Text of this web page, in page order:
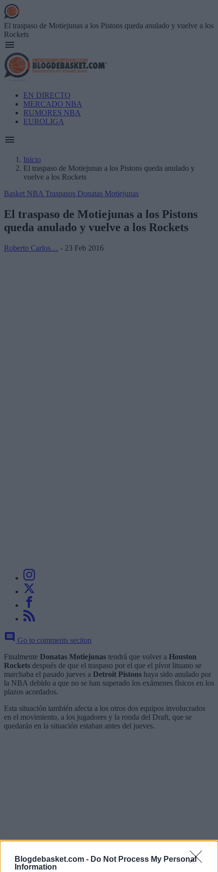
Blogdebasket.com - Do Not Process My Personal
Information
Skip
to
main
content
El traspaso de Motiejunas a los Pistons queda anulado y vuelve a los
Rockets
Main
navigation
EN DIRECTO
MERCADO NBA
RUMORES NBA
EUROLIGA
Breadcrumb
Inicio
El traspaso de Motiejunas a los Pistons queda anulado y
vuelve a los Rockets
Basket NBA Traspasos Donatas Motiejunas
El traspaso de Motiejunas a los Pistons
queda anulado y vuelve a los Rockets
Roberto Carlos… - 23 Feb 2016
Go to comments seciton
Finalmente Donatas Motiejunas tendrá que volver a Houston
Rockets después de que el traspaso por el que el pívot lituano se
marchaba el pasado jueves a Detroit Pistons haya sido anulado por
la NBA debido a que no se han superado los exámenes físicos en los
plazos acordados.
Esta situación también afecta a los otros dos equipos involucrados
en el movimiento, a los jugadores y la ronda del Draft, que se
quedarán en la situación estaban antes del jueves.